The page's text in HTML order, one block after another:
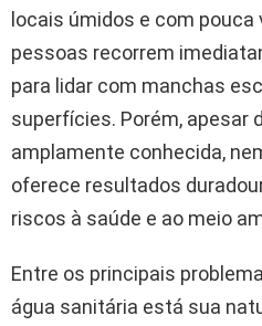
locais úmidos e com
pessoas recorrem
para lidar com manchas
superfícies. Porém, apesar
amplamente conhecida,
oferece resultados
riscos à saúde e ao meio
Entre os principais
água sanitária está sua